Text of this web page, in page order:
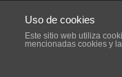
Uso de cookies
Este sitio web utiliza
mencionadas cookies y